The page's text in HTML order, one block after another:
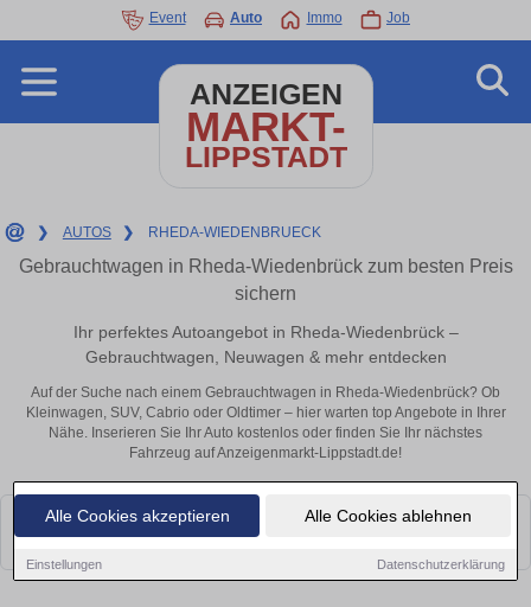
Alle Cookies akzeptieren Alle Cookies ablehnen
Einstellungen Datenschutzerklärung
Event Auto Immo Job
ANZEIGEN
MARKT-
LIPPSTADT
❯ AUTOS ❯ RHEDA-WIEDENBRUECK
Gebrauchtwagen in Rheda-Wiedenbrück zum besten Preis
sichern
Ihr perfektes Autoangebot in Rheda-Wiedenbrück –
Gebrauchtwagen, Neuwagen & mehr entdecken
Auf der Suche nach einem Gebrauchtwagen in Rheda-Wiedenbrück? Ob
Kleinwagen, SUV, Cabrio oder Oldtimer – hier warten top Angebote in Ihrer
Nähe. Inserieren Sie Ihr Auto kostenlos oder finden Sie Ihr nächstes
Fahrzeug auf Anzeigenmarkt-Lippstadt.de!
Leider konnten wir derzeit keine passenden Autos finden. Schauen Sie
bald wieder vorbei!